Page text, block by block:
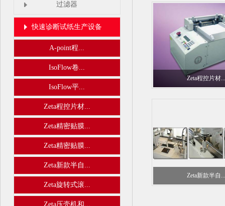
过滤器
快速诊断试纸生产设备
A-point程...
IsoFlow卷...
IsoFlow平...
Zeta程控片材...
Zeta精密贴膜...
Zeta精密贴膜...
Zeta新款半自...
Zeta旋转式滚...
Zeta压壳机和...
Zeta程控片材...
Zeta新款半自...